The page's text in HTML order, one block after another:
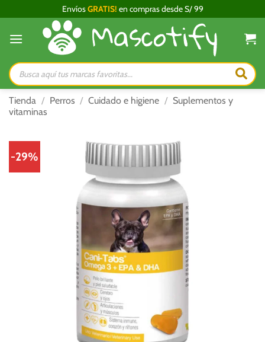
al
contenido
EnvíosGRATIS! en compras desde S/ 99
Búsqueda
de
productos
Tienda / Perros / Cuidado e higiene / Suplementos y
vitaminas
-29%